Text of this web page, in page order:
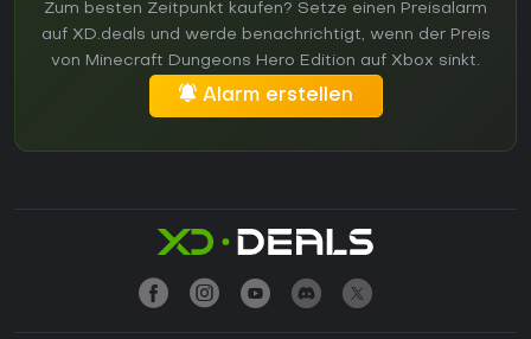
Zum besten Zeitpunkt kaufen? Setze einen Preisalarm
auf XD.deals und werde benachrichtigt, wenn der Preis
von Minecraft Dungeons Hero Edition auf Xbox sinkt.
Alarm erstellen